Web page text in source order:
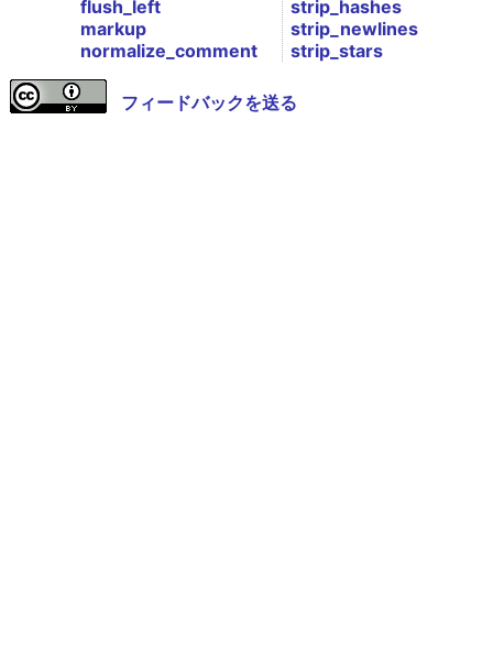
flush_left
markup
normalize_comment
strip_hashes
strip_newlines
strip_stars
フィードバックを送る